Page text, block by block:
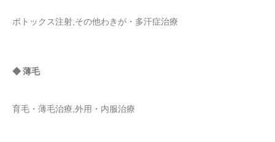
ボトックス注射,その他わきが・多汗症治療
◆ 薄毛
育毛・薄毛治療,外用・内服治療